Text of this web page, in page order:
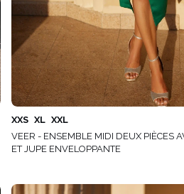
XXS XL XXL
VEER - ENSEMBLE MIDI DEUX PIÈCES
ET JUPE ENVELOPPANTE